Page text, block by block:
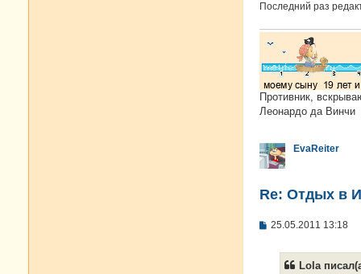
Последний раз
Противник,
Леонардо да Винчи
EvaReiter
Re: Отдых в
С
25.05.2011 13:18
Lola